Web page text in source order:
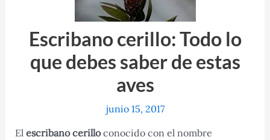
Escribano cerillo: Todo lo
que debes saber de estas
aves
junio 15, 2017
El escribano cerilloconocido con el nombre